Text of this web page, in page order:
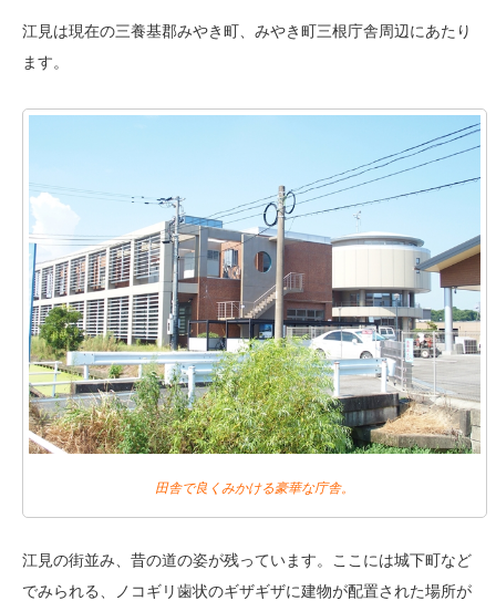
江見は現在の三養基郡みやき町、みやき町三根庁舎周辺にあたり
ます。
田舎で良くみかける豪華な庁舎。
江見の街並み、昔の道の姿が残っています。ここには城下町など
でみられる、ノコギリ歯状のギザギザに建物が配置された場所が